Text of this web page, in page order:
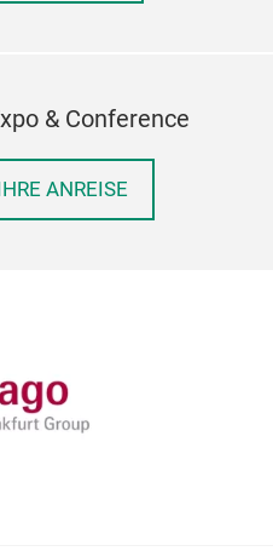
& Conference
ANREISE